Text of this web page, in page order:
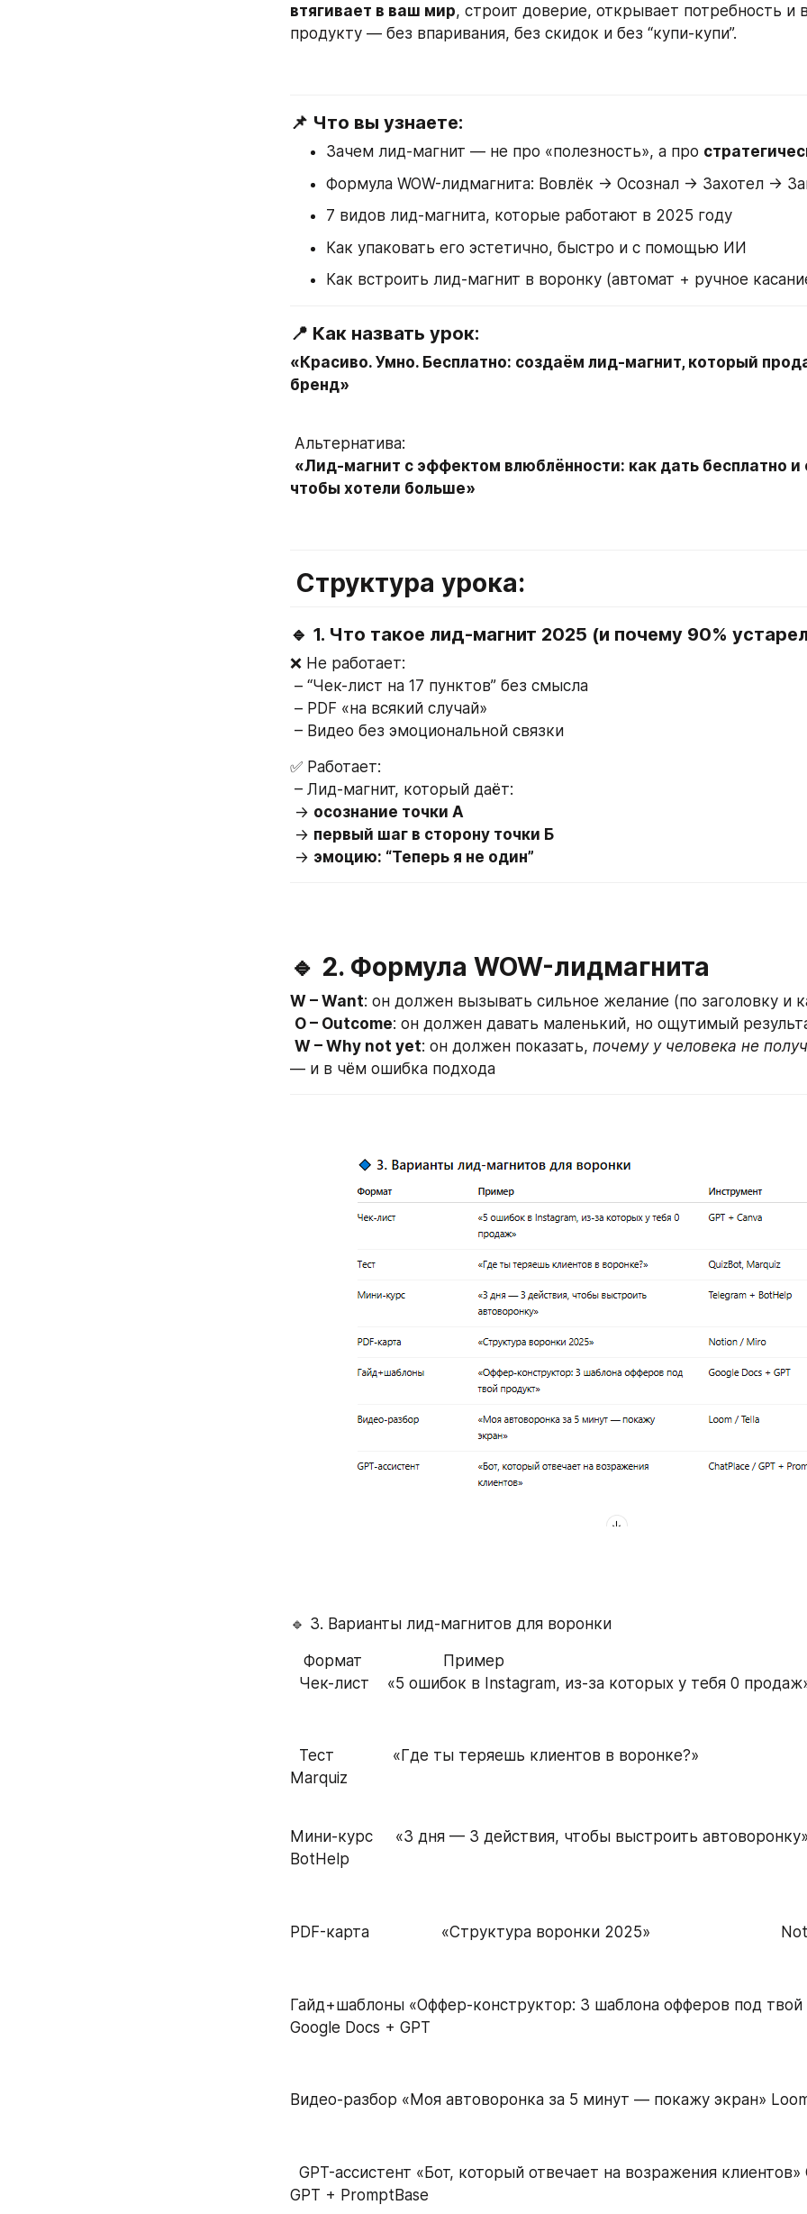
втягивает в ваш мир, строит доверие, открывает потребность и
продукту — без впаривания, без скидок и без “купи-купи”.
📌 Что вы узнаете:
Зачем лид-магнит — не про «полезность», а про
Формула WOW-лидмагнита: Вовлёк → Осознал → Захотел →
7 видов лид-магнита, которые работают в 2025 году
Как упаковать его эстетично, быстро и с помощью ИИ
Как встроить лид-магнит в воронку (автомат + ручное
📍 Как назвать урок:
«Красиво. Умно. Бесплатно: создаём лид-магнит, который
бренд»
Альтернатива:
«Лид-магнит с эффектом влюблённости: как дать бесплатно и
чтобы хотели больше»
Структура урока:
🔹 1. Что такое лид-магнит 2025 (и почему 90%
❌ Не работает:
– “Чек-лист на 17 пунктов” без смысла
– PDF «на всякий случай»
– Видео без эмоциональной связки
✅ Работает:
– Лид-магнит, который даёт:
→ осознание точки А
→ первый шаг в сторону точки Б
→ эмоцию: “Теперь я не один”
🔹 2. Формула WOW-лидмагнита
W – Want: он должен вызывать сильное желание (по заголовку и
O – Outcome: он должен давать маленький, но ощутимый
W – Why not yet: он должен показать, почему у человека не
— и в чём ошибка подхода
🔹 3. Варианты лид-магнитов для воронки
Чек-лист    «5 ошибок в Instagram, из-за которых у тебя 0
Marquiz
Мини-курс     «3 дня — 3 действия, чтобы выстроить
BotHelp
PDF-карта                «Структура воронки 2025»
Гайд+шаблоны «Оффер-конструктор: 3 шаблона офферов под твой
Google Docs + GPT
Видео-разбор «Моя автоворонка за 5 минут — покажу экран»
GPT + PromptBase